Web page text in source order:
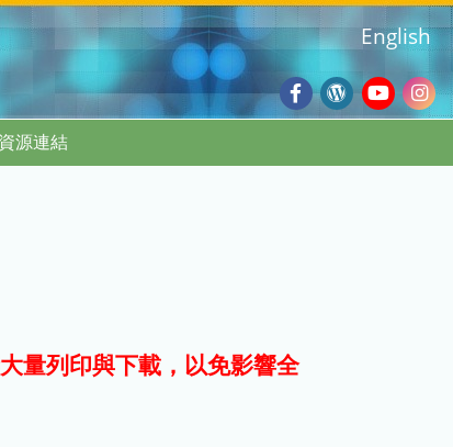
Facebook
Wordpress
Blog
English
資源連結
量列印與下載，以免影響全